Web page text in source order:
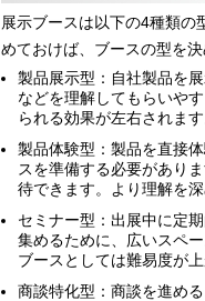
展示ブースは以下の4種類の
めておけば、ブースの型を決
製品展示型：自社製品を
などを理解してもらいや
られる効果が左右されます
製品体験型：製品を直接
スを準備する必要があり
待できます。より理解を
セミナー型：出展中に定
集めるために、広いスペ
ブースとしては難易度が上
商談特化型：商談を進め